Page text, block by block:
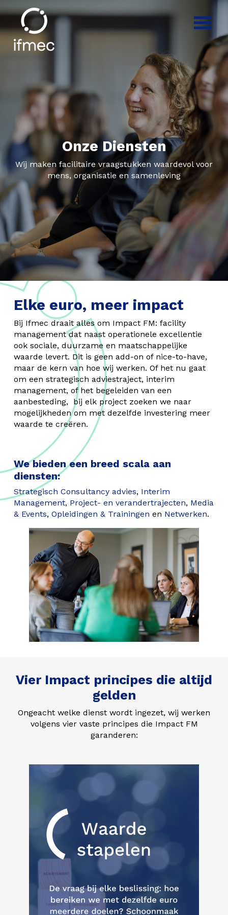
Onze Diensten
Wij maken facilitaire vraagstukken waardevol voor
mens, organisatie en samenleving
Elke euro, meer impact
Bij Ifmec draait alles om Impact FM: facility
management dat naast operationele excellentie
ook sociale, duurzame en maatschappelijke
waarde levert. Dit is geen add-on of nice-to-have,
maar de kern van hoe wij werken. Of het nu gaat
om een strategisch adviestraject, interim
management, of het begeleiden van een
aanbesteding, bij elk project zoeken we naar
mogelijkheden om met dezelfde investering meer
waarde te creëren.
We bieden een breed scala aan
diensten:
Strategisch Consultancy advies, Interim
Management, Project- en verandertrajecten, Media
& Events, Opleidingen & Trainingen en Netwerken.
Vier Impact principes die altijd
gelden
Ongeacht welke dienst wordt ingezet, wij werken
volgens vier vaste principes die Impact FM
garanderen: